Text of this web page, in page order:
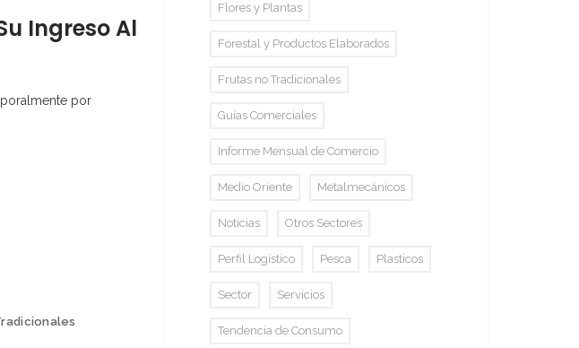
Ingreso Al
por
Flores y Plantas
Forestal y Productos Elaborados
Frutas no Tradicionales
Guías Comerciales
Informe Mensual de Comercio
Medio Oriente Metalmecánicos
Noticias Otros Sectores
Perfil Logístico Pesca Plasticos
Sector Servicios
Tendencia de Consumo